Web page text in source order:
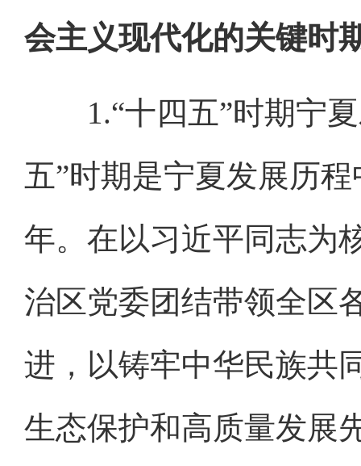
会主义现代化的关键时
1.“十四五”时期宁夏
五”时期是宁夏发展历
年。在以习近平同志为
治区党委团结带领全区
进，以铸牢中华民族共
生态保护和高质量发展